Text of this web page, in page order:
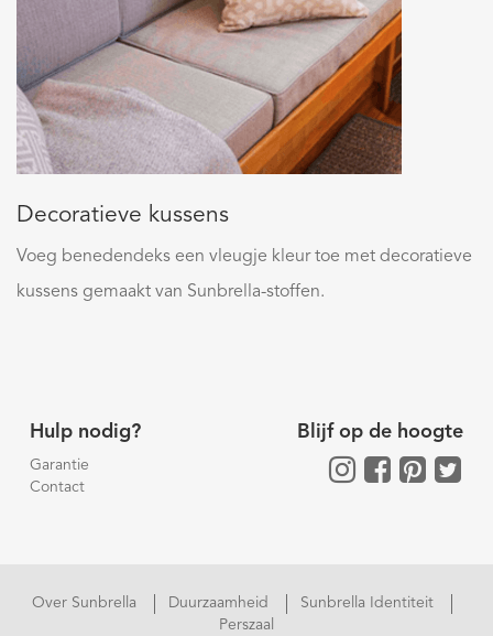
Decoratieve kussens
Voeg benedendeks een vleugje kleur toe met decoratieve
kussens gemaakt van Sunbrella-stoffen.
Hulp nodig?
Garantie
Contact
Blijf op de hoogte
Over Sunbrella Duurzaamheid
Sunbrella Identiteit
Perszaal